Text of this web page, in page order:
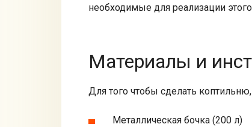
необходимые для реализации
Материалы и
Для того чтобы сделать
Металлическая бочка (200 л)